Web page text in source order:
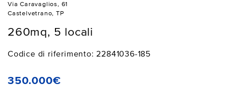
Via Caravaglios, 61
Castelvetrano, TP
260mq, 5 locali
Codice di riferimento: 22841036-185
350.000€